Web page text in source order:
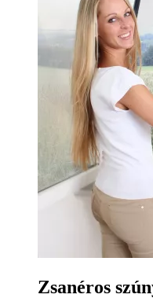
Zsanéros